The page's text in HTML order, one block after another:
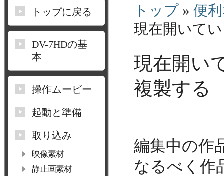
トップ » 便
現在開いて
現在開い
複製する
編集中の作
なるべく作
トップに戻る
DV-7HDの基
本
操作ムービー
起動と準備
取り込み
映像素材
静止画素材